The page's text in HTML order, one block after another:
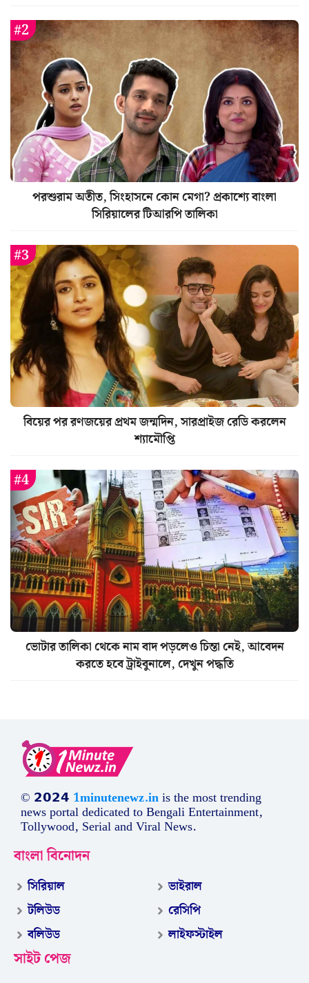
পরশুরাম অতীত, সিংহাসনে কোন মেগা? প্রকাশ্যে বাংলা
সিরিয়ালের টিআরপি তালিকা
বিয়ের পর রণজয়ের প্রথম জন্মদিন, সারপ্রাইজ রেডি করলেন
শ্যামৌপ্তি
ভোটার তালিকা থেকে নাম বাদ পড়লেও চিন্তা নেই, আবেদন
করতে হবে ট্রাইবুনালে, দেখুন পদ্ধতি
© 𝟮𝟬𝟮𝟰 1minutenewz.inis the most trending
news portal dedicated to Bengali Entertainment,
Tollywood, Serial and Viral News.
বাংলা বিনোদন
সিরিয়াল
টলিউড
বলিউড
ভাইরাল
রেসিপি
লাইফস্টাইল
সাইট পেজ